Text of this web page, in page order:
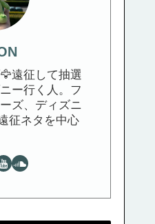
遠征して抽選
ー行く人。フ
ズ、ディズニ
征ネタを中心